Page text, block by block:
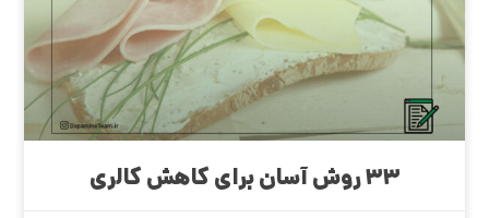
۳۳ روش آسان برای کاهش کالری